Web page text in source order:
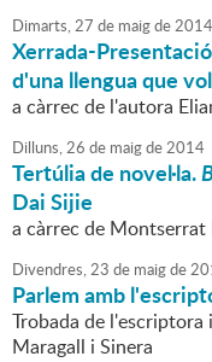
Dimarts,27 de maigde2014
Xerrada-
d'una llengua que
a càrrec de l'autora
Dilluns,26 de maigde2014
Tertúlia de novel·la.
Dai Sijie
a càrrec de Montserrat
Divendres,23 de maigde
Parlem amb
Trobada de l'escriptora
Maragall i Sinera